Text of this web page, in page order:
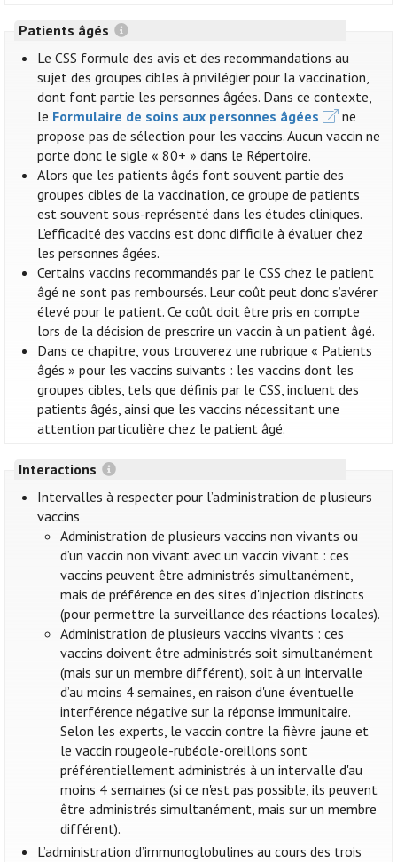
Patients âgés
Le CSS formule des avis et des recommandations au
sujet des groupes cibles à privilégier pour la vaccination,
dont font partie les personnes âgées. Dans ce contexte,
le Formulaire de soins aux personnes âgées
ne
propose pas de sélection pour les vaccins. Aucun vaccin ne
porte donc le sigle « 80+ » dans le Répertoire.
Alors que les patients âgés font souvent partie des
groupes cibles de la vaccination, ce groupe de patients
est souvent sous-représenté dans les études cliniques.
L’efficacité des vaccins est donc difficile à évaluer chez
les personnes âgées.
Certains vaccins recommandés par le CSS chez le patient
âgé ne sont pas remboursés. Leur coût peut donc s’avérer
élevé pour le patient. Ce coût doit être pris en compte
lors de la décision de prescrire un vaccin à un patient âgé.
Dans ce chapitre, vous trouverez une rubrique « Patients
âgés » pour les vaccins suivants : les vaccins dont les
groupes cibles, tels que définis par le CSS, incluent des
patients âgés, ainsi que les vaccins nécessitant une
attention particulière chez le patient âgé.
Interactions
Intervalles à respecter pour l’administration de plusieurs
vaccins
Administration de plusieurs vaccins non vivants ou
d’un vaccin non vivant avec un vaccin vivant : ces
vaccins peuvent être administrés simultanément,
mais de préférence en des sites d'injection distincts
(pour permettre la surveillance des réactions locales).
Administration de plusieurs vaccins vivants : ces
vaccins doivent être administrés soit simultanément
(mais sur un membre différent), soit à un intervalle
d’au moins 4 semaines, en raison d'une éventuelle
interférence négative sur la réponse immunitaire.
Selon les experts, le vaccin contre la fièvre jaune et
le vaccin rougeole-rubéole-oreillons sont
préférentiellement administrés à un intervalle d'au
moins 4 semaines (si ce n'est pas possible, ils peuvent
être administrés simultanément, mais sur un membre
différent).
L’administration d’immunoglobulines au cours des trois